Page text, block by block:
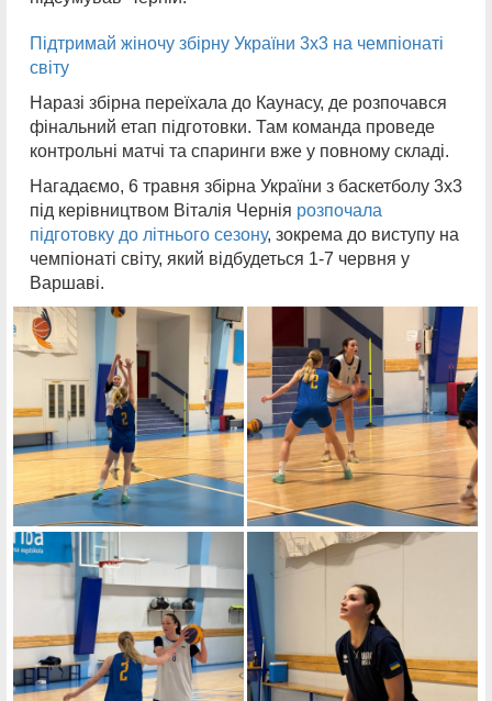
Підтримай жіночу збірну України 3х3 на чемпіонаті
світу
Наразі збірна переїхала до Каунасу, де розпочався
фінальний етап підготовки. Там команда проведе
контрольні матчі та спаринги вже у повному складі.
Нагадаємо, 6 травня збірна України з баскетболу 3х3
під керівництвом Віталія Чернія розпочала
підготовку до літнього сезону, зокрема до виступу на
чемпіонаті світу, який відбудеться 1-7 червня у
Варшаві.